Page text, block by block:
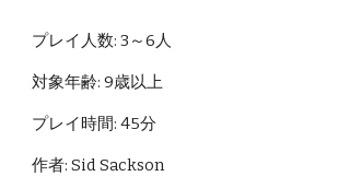
プレイ人数: 3～6人
対象年齢: 9歳以上
プレイ時間: 45分
作者: Sid Sackson